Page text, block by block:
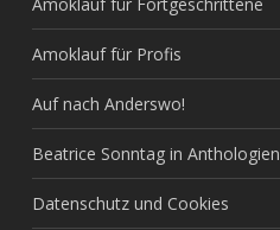
Amoklauf für Profis
Auf nach Anderswo!
Beatrice Sonntag in Anthologien
Datenschutz und Cookies